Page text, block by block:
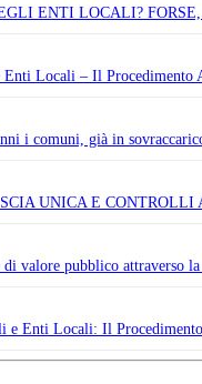
ENTI LOCALI?
Enti Locali – Il
i comuni, già in
UNICA E CONTROLLI
di valore pubblico attraverso
e Enti Locali: Il